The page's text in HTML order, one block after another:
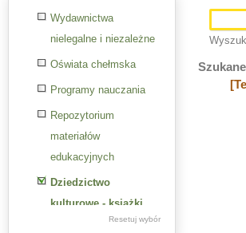
Wydawnictwa
nielegalne i niezależne
Oświata chełmska
Programy nauczania
Repozytorium
materiałów
edukacyjnych
Dziedzictwo
kulturowe - książki
Resetuj wybór